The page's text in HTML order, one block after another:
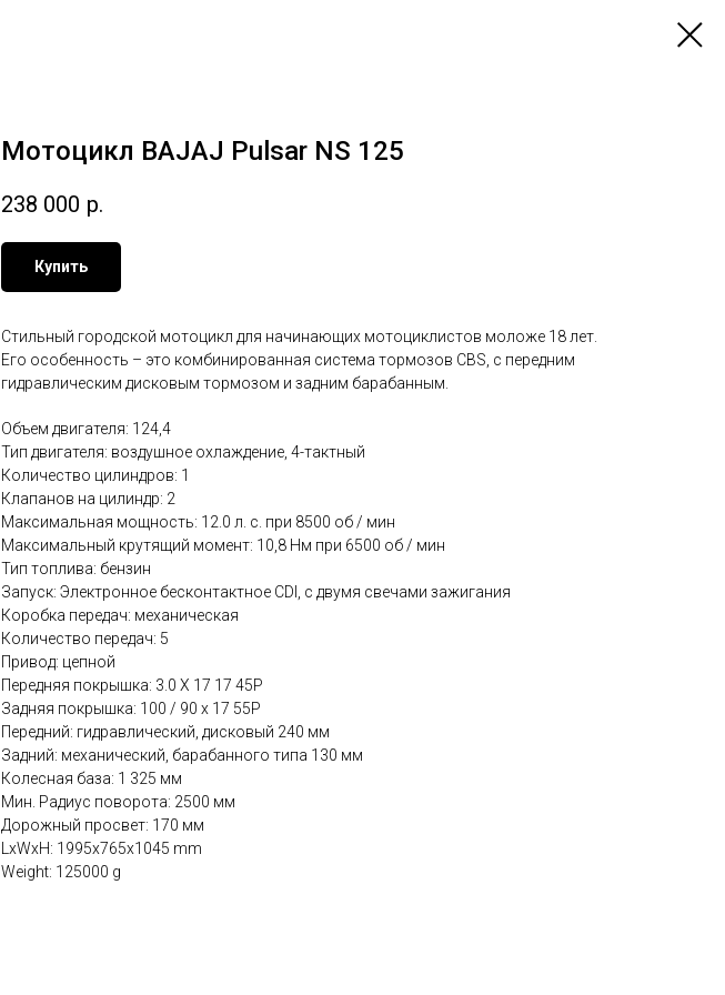
Мотоцикл BAJAJ Pulsar NS 125
238 000 р.
Купить
Стильный городской мотоцикл для начинающих мотоциклистов моложе 18 лет.
Его особенность – это комбинированная система тормозов CBS, c передним
гидравлическим дисковым тормозом и задним барабанным.
Объем двигателя: 124,4
Тип двигателя: воздушное охлаждение, 4-тактный
Количество цилиндров: 1
Клапанов на цилиндр: 2
Максимальная мощность: 12.0 л. с. при 8500 об / мин
Максимальный крутящий момент: 10,8 Нм при 6500 об / мин
Тип топлива: бензин
Запуск: Электронное бесконтактное CDI, с двумя свечами зажигания
Коробка передач: механическая
Количество передач: 5
Привод: цепной
Передняя покрышка: 3.0 Х 17 17 45Р
Задняя покрышка: 100 / 90 х 17 55Р
Передний: гидравлический, дисковый 240 мм
Задний: механический, барабанного типа 130 мм
Колесная база: 1 325 мм
Мин. Радиус поворота: 2500 мм
Дорожный просвет: 170 мм
LxWxH: 1995x765x1045 mm
Weight: 125000 g